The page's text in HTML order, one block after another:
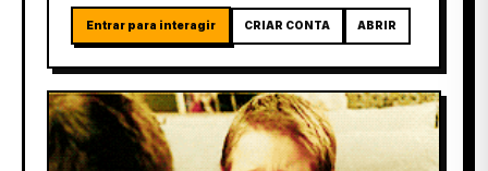
Entrar para interagir CRIAR CONTA ABRIR